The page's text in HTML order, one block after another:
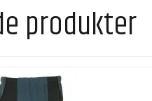
produkter